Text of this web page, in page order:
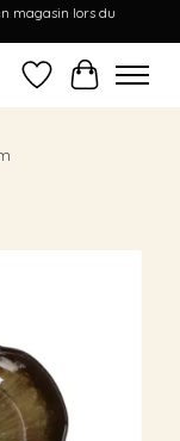
magasin lors du
Liste dePanier